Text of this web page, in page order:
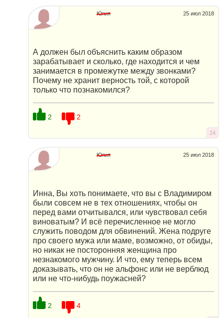
25 июл 2018
Юлия
А должен был объяснить каким образом
зарабатывает и сколько, где находится и чем
занимается в промежутке между звонками?
Почему не хранит верность той, с которой
только что познакомился?
2 2
24
25 июл 2018
Юлия
Инна, Вы хоть понимаете, что вы с Владимиром
были совсем не в тех отношениях, чтобы он
перед вами отчитывался, или чувствовал себя
виноватым? И всё перечисленное не могло
служить поводом для обвинений. Жена подруге
про своего мужа или маме, возможно, от обиды,
но никак не посторонняя женщина про
незнакомого мужчину. И что, ему теперь всем
доказывать, что он не альфонс или не верблюд
или не что-нибудь поужасней?
2 4